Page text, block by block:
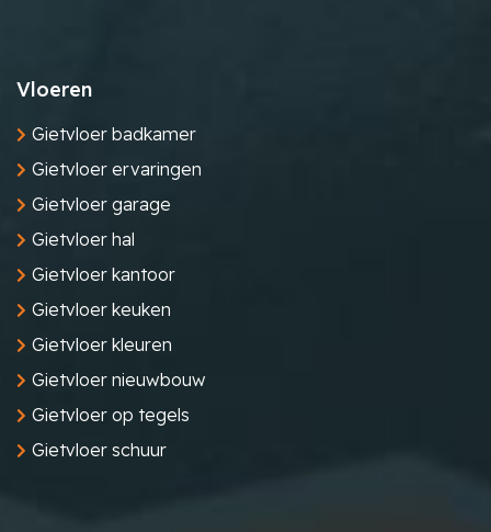
Vloeren
Gietvloer badkamer
Gietvloer ervaringen
Gietvloer garage
Gietvloer hal
Gietvloer kantoor
Gietvloer keuken
Gietvloer kleuren
Gietvloer nieuwbouw
Gietvloer op tegels
Gietvloer schuur